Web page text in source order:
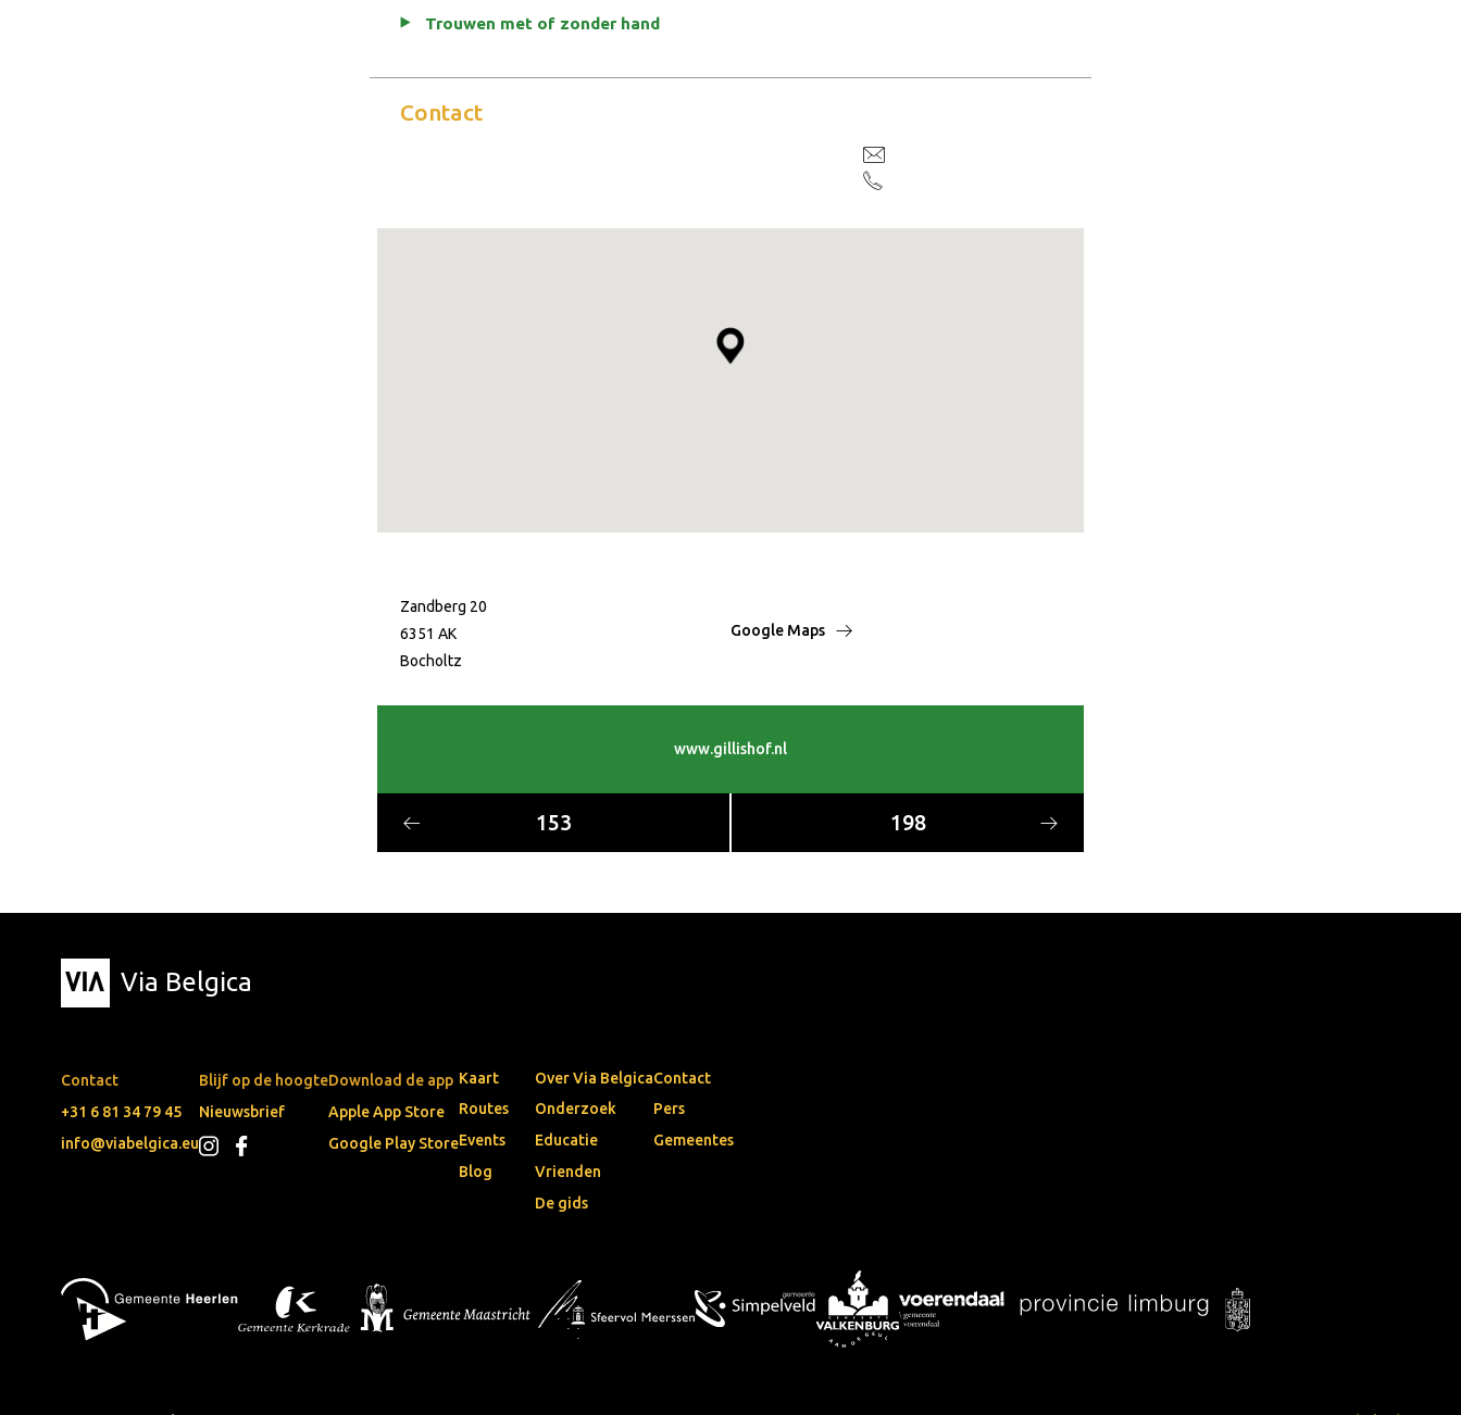
Trouwen met of zonder hand
Contact
Zandberg 20
6351 AK
Bocholtz
Google Maps
www.gillishof.nl
153 198
Via Belgica
Contact
+31 6 81 34 79 45
info@viabelgica.eu
Blijf op de hoogte
Nieuwsbrief
Download de app
Apple App Store
Google Play Store
Kaart
Routes
Events
Blog
Over Via Belgica
Onderzoek
Educatie
Vrienden
De gids
Contact
Pers
Gemeentes